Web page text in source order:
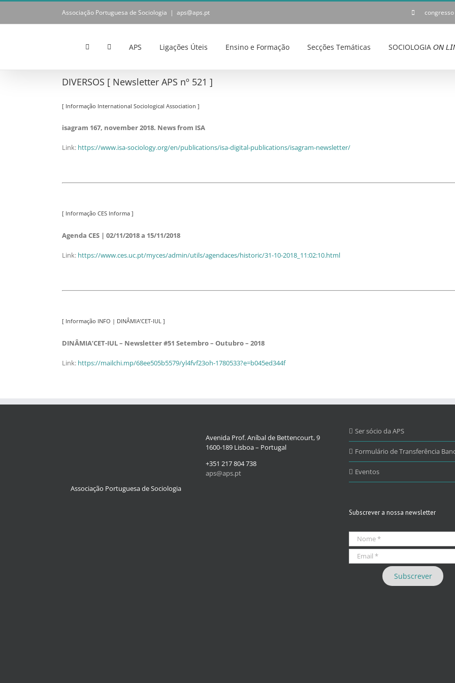
Skip
content
Associação Portuguesa de Sociologia | aps@aps.pt congresso
APS Ligações Úteis Ensino e Formação Secções Temáticas SOCIOLOGIA 𝘖𝘕
DIVERSOS [ Newsletter APS nº 521 ]
[ Informação International Sociological Association ]
isagram 167, november 2018. News from ISA
Link: https://www.isa-sociology.org/en/publications/isa-digital-publications/isagram-newsletter/
[ Informação CES Informa ]
Agenda CES | 02/11/2018 a 15/11/2018
Link: https://www.ces.uc.pt/myces/admin/utils/agendaces/historic/31-10-2018_11:02:10.html
[ Informação INFO | DINÂMIA’CET-IUL ]
DINÂMIA’CET-IUL – Newsletter #51 Setembro – Outubro – 2018
Link: https://mailchi.mp/68ee505b5579/yl4fvf23oh-1780533?e=b045ed344f
Associação Portuguesa de Sociologia
Avenida Prof. Aníbal de Bettencourt, 9
1600-189 Lisboa – Portugal
+351 217 804 738
aps@aps.pt
Ser sócio da APS
Formulário de Transferência
Eventos
Subscrever a nossa newsletter